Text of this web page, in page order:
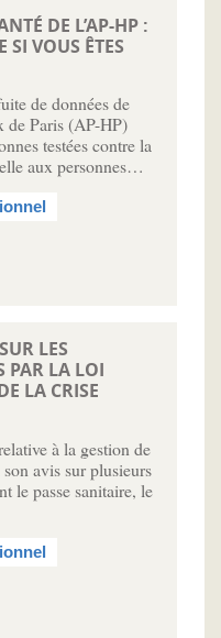
DE L’AP-HP :
SI VOUS ÊTES
de données de
de Paris (AP-HP)
testées contre la
aux personnes…
LES
PAR LA LOI
LA CRISE
à la gestion de
avis sur plusieurs
le passe sanitaire, le